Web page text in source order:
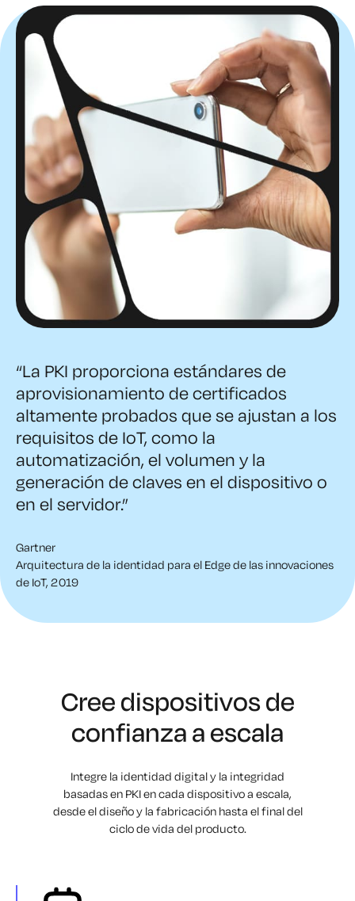
“La PKI proporciona estándares de
aprovisionamiento de certificados
altamente probados que se ajustan a los
requisitos de IoT, como la
automatización, el volumen y la
generación de claves en el dispositivo o
en el servidor.”
Gartner
Arquitectura de la identidad para el Edge de las innovaciones
de IoT, 2019
Cree dispositivos de
confianza a escala
Integre la identidad digital y la integridad
basadas en PKI en cada dispositivo a escala,
desde el diseñoy la fabricación hasta el final del
ciclo de vida del producto.